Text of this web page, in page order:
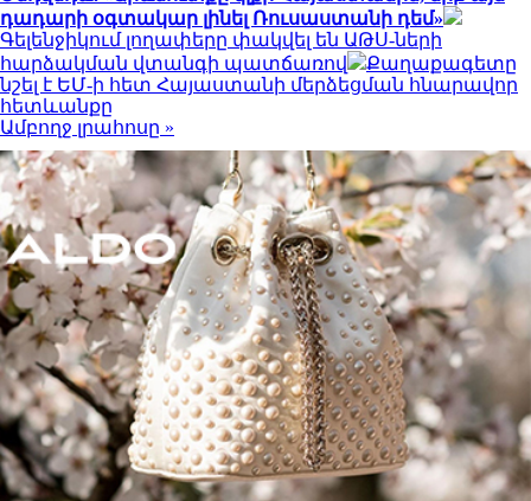
դադարի օգտակար լինել Ռուսաստանի դեմ»
Գելենջիկում լողափերը փակվել են ԱԹՍ-ների
հարձակման վտանգի պատճառով
Քաղաքագետը
նշել է ԵՄ-ի հետ Հայաստանի մերձեցման հնարավոր
հետևանքը
Ամբողջ լրահոսը »